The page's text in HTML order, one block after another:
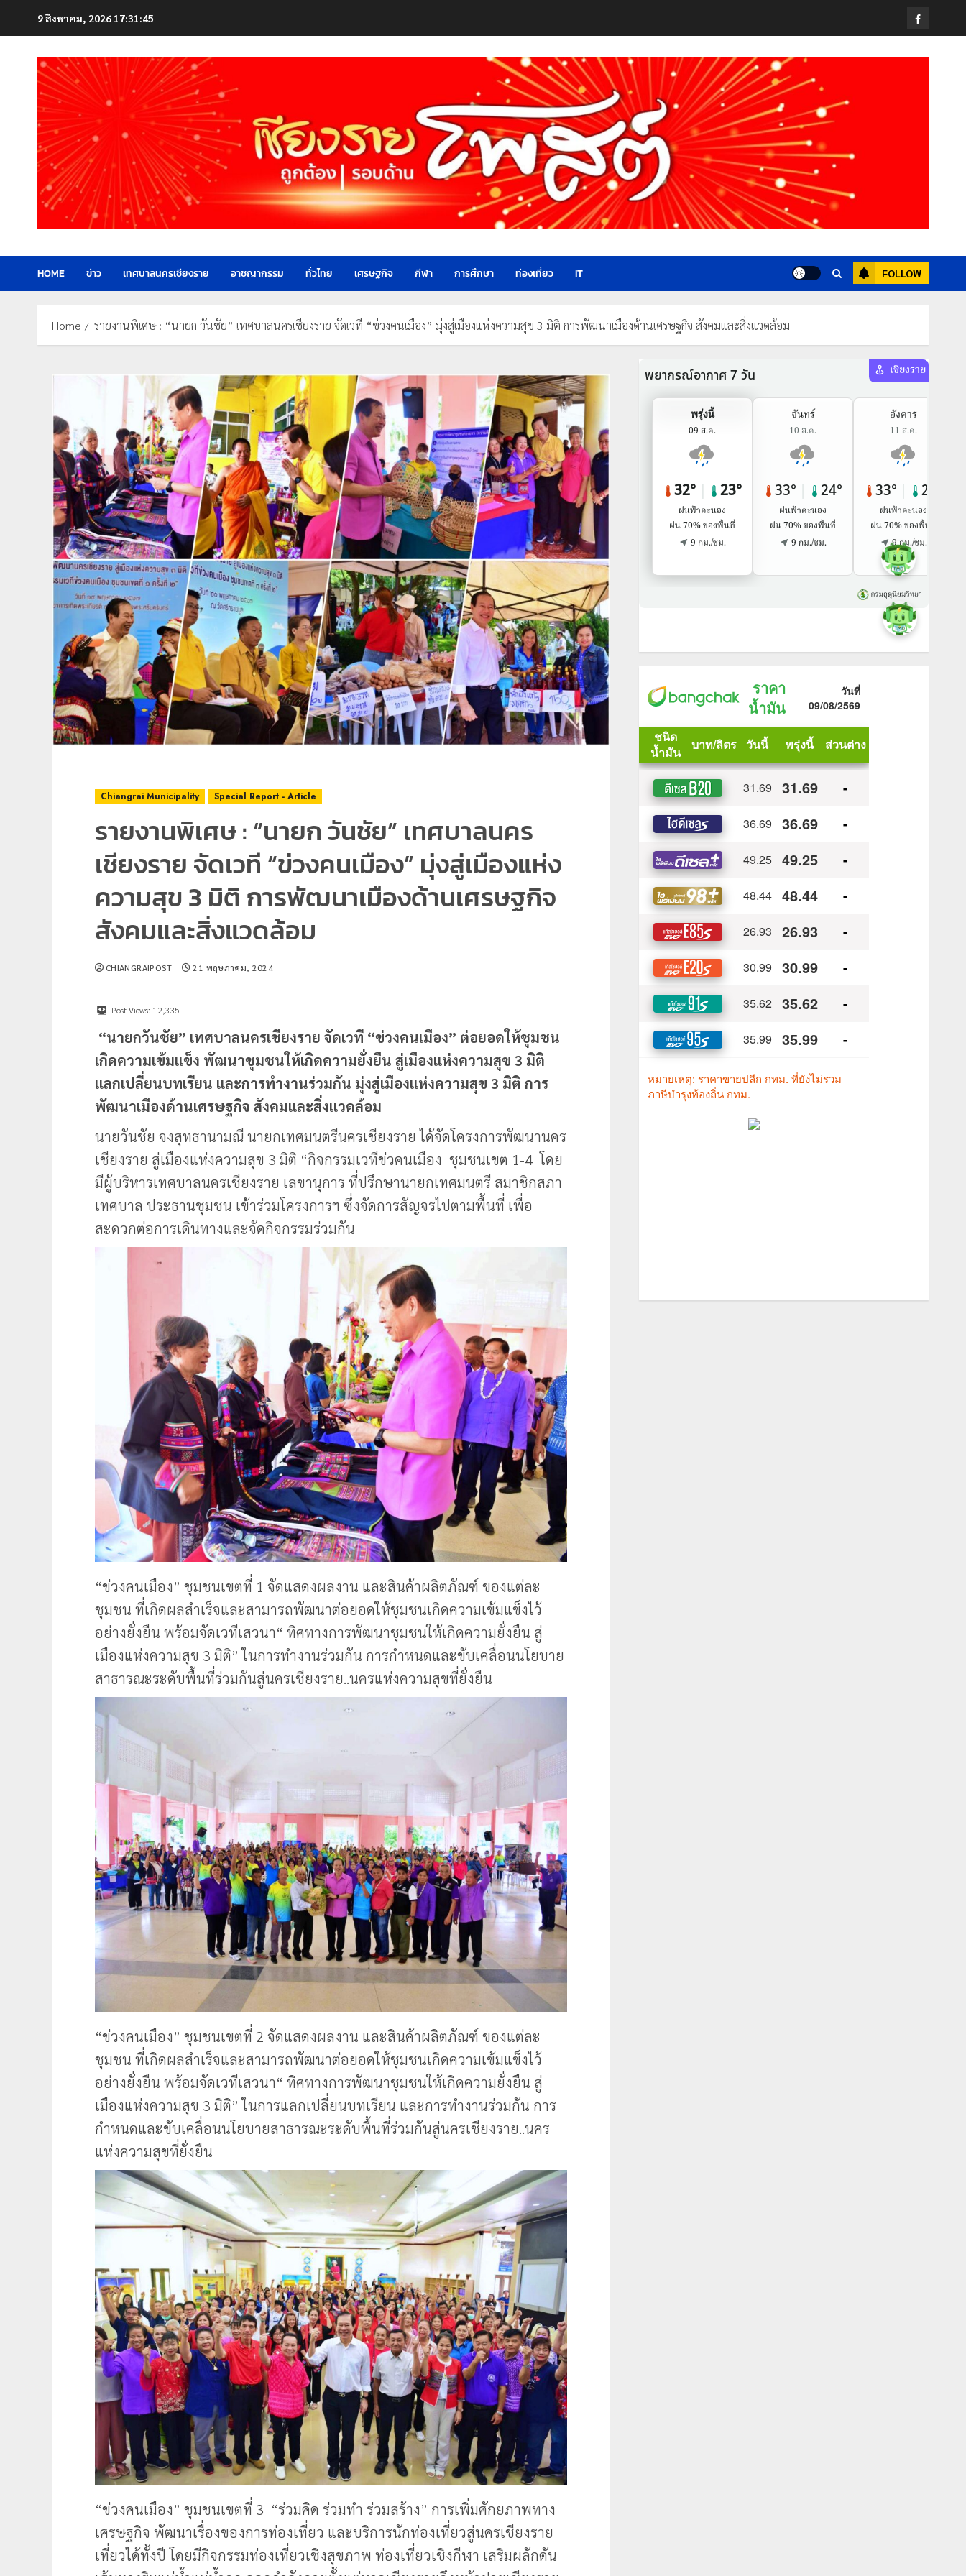
9 สิงหาคม, 2026 17:31:47 Facebook
HOME ข่าว เทศบาลนครเชียงราย อาชญากรรม ทั่วไทย เศรษฐกิจ กีฬา การศึกษา ท่องเที่ยว IT FOLLOW
Home รายงานพิเศษ : “นายก วันชัย” เทศบาลนครเชียงราย จัดเวที “ข่วงคนเมือง” มุ่งสู่เมืองแห่งความสุข 3 มิติ การพัฒนาเมืองด้านเศรษฐกิจ สังคมและสิ่งแวดล้อม
Chiangrai Municipality Special Report - Article
รายงานพิเศษ : “นายก วันชัย” เทศบาลนคร
เชียงราย จัดเวที “ข่วงคนเมือง” มุ่งสู่เมืองแห่ง
ความสุข 3 มิติ การพัฒนาเมืองด้านเศรษฐกิจ
สังคมและสิ่งแวดล้อม
CHIANGRAIPOST 21 พฤษภาคม, 2024
Post Views: 12,335
“นายกวันชัย” เทศบาลนครเชียงราย จัดเวที “ข่วงคนเมือง” ต่อยอดให้ชุมชน
เกิดความเข้มแข็ง พัฒนาชุมชนให้เกิดความยั่งยืน สู่เมืองแห่งความสุข 3 มิติ
แลกเปลี่ยนบทเรียน และการทำงานร่วมกัน มุ่งสู่เมืองแห่งความสุข 3 มิติ การ
พัฒนาเมืองด้านเศรษฐกิจ สังคมและสิ่งแวดล้อม
นายวันชัย จงสุทธานามณี นายกเทศมนตรีนครเชียงราย ได้จัดโครงการพัฒนานคร
เชียงราย สู่เมืองแห่งความสุข 3 มิติ “กิจกรรมเวทีข่วคนเมือง ชุมชนเขต 1-4 โดย
มีผู้บริหารเทศบาลนครเชียงราย เลขานุการ ที่ปรึกษานายกเทศมนตรี สมาชิกสภา
เทศบาล ประธานชุมชน เข้าร่วมโครงการฯ ซึ่งจัดการสัญจรไปตามพื้นที่ เพื่อ
สะดวกต่อการเดินทางและจัดกิจกรรมร่วมกัน
“ข่วงคนเมือง” ชุมชนเขตที่ 1 จัดแสดงผลงาน และสินค้าผลิตภัณฑ์ ของแต่ละ
ชุมชน ที่เกิดผลสำเร็จและสามารถพัฒนาต่อยอดให้ชุมชนเกิดความเข้มแข็งไว้
อย่างยั่งยืน พร้อมจัดเวทีเสวนา“ ทิศทางการพัฒนาชุมชนให้เกิดความยั่งยืน สู่
เมืองแห่งความสุข 3 มิติ” ในการทำงานร่วมกัน การกำหนดและขับเคลื่อนนโยบาย
สาธารณะระดับพื้นที่ร่วมกันสู่นครเชียงราย..นครแห่งความสุขที่ยั่งยืน
“ข่วงคนเมือง” ชุมชนเขตที่ 2 จัดแสดงผลงาน และสินค้าผลิตภัณฑ์ ของแต่ละ
ชุมชน ที่เกิดผลสำเร็จและสามารถพัฒนาต่อยอดให้ชุมชนเกิดความเข้มแข็งไว้
อย่างยั่งยืน พร้อมจัดเวทีเสวนา“ ทิศทางการพัฒนาชุมชนให้เกิดความยั่งยืน สู่
เมืองแห่งความสุข 3 มิติ” ในการแลกเปลี่ยนบทเรียน และการทำงานร่วมกัน การ
กำหนดและขับเคลื่อนนโยบายสาธารณะระดับพื้นที่ร่วมกันสู่นครเชียงราย..นคร
แห่งความสุขที่ยั่งยืน
“ข่วงคนเมือง” ชุมชนเขตที่ 3 “ร่วมคิด ร่วมทำ ร่วมสร้าง” การเพิ่มศักยภาพทาง
เศรษฐกิจ พัฒนาเรื่องของการท่องเที่ยว และบริการนักท่องเที่ยวสู่นครเชียงราย
เที่ยวได้ทั้งปี โดยมีกิจกรรมท่องเที่ยวเชิงสุขภาพ ท่องเที่ยวเชิงกีฬา เสริมผลักดัน